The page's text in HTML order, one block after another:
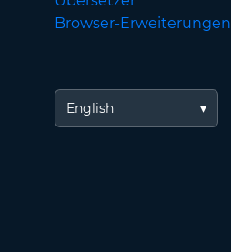
Browser-Erweiterungen
English